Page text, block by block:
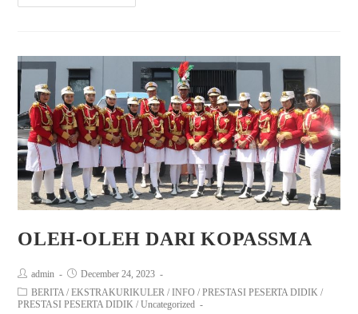
OLEH-OLEH DARI KOPASSMA
admin
December 24, 2023
BERITA / EKSTRAKURIKULER / INFO / PRESTASI PESERTA DIDIK /
PRESTASI PESERTA DIDIK / Uncategorized